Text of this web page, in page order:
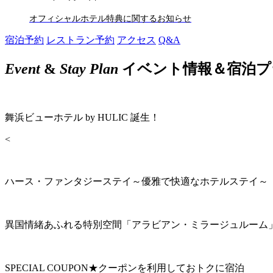
オフィシャルホテル特典に関するお知らせ
宿泊予約 レストラン予約 アクセス Q&A
Event& Stay Plan イベント情報＆宿泊
舞浜ビューホテル by HULIC 誕生！
<
ハース・ファンタジーステイ～優雅で快適なホテルステイ～
異国情緒あふれる特別空間「アラビアン・ミラージュルーム
SPECIAL COUPON★クーポンを利用しておトクに宿泊